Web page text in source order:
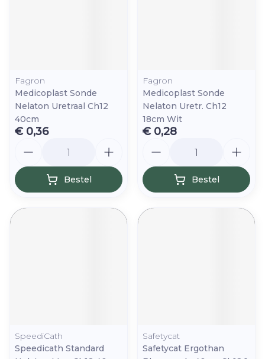
Fagron
Medicoplast Sonde
Nelaton Uretraal Ch12
40cm
€ 0,36
Bestel
Fagron
Medicoplast Sonde
Nelaton Uretr. Ch12
18cm Wit
€ 0,28
Bestel
SpeediCath
Speedicath Standard
Safetycat
Safetycat Ergothan